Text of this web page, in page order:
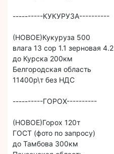
----------КУКУРУЗА----------
(НОВОЕ)Кукуруза 500
влага 13 сор 1.1 зерновая 4.2
до Курска 200км
Белгородская область
11400р\т без НДС
----------ГОРОХ----------
(НОВОЕ)Горох 120т
ГОСТ (фото по запросу)
до Тамбова 300км